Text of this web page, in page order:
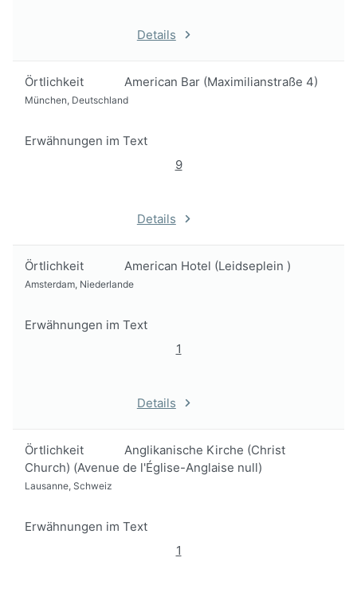
Details
Örtlichkeit American Bar (Maximilianstraße 4)
München, Deutschland
Erwähnungen im Text
9
Details
Örtlichkeit American Hotel (Leidseplein )
Amsterdam, Niederlande
Erwähnungen im Text
1
Details
Örtlichkeit
Anglikanische Kirche (Christ
Church) (Avenue de l'Église-Anglaise null)
Lausanne, Schweiz
Erwähnungen im Text
1